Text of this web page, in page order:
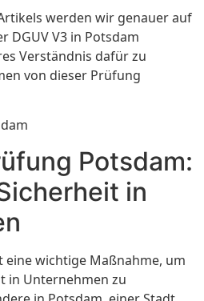
werden wir genauer auf
DGUV V3 in Potsdam
Verständnis dafür zu
von dieser Prüfung
Potsdam:
in
eine wichtige Maßnahme, um
in Unternehmen zu